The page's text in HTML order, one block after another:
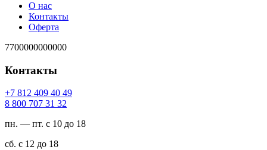
О нас
Контакты
Оферта
7700000000000
Контакты
94 04 904 218 7+
23 13 707 008 8
пн. — пт. с 10 до 18
сб. с 12 до 18